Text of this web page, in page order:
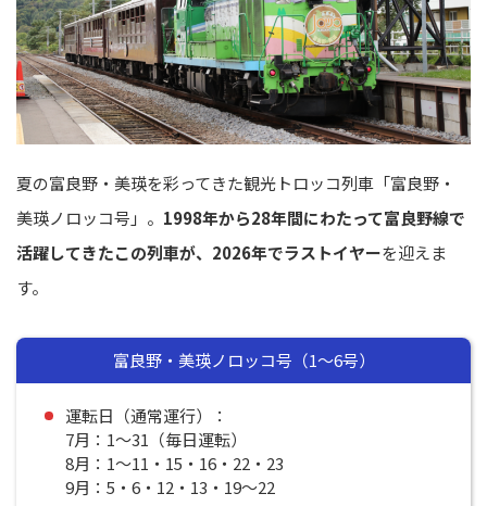
夏の富良野・美瑛を彩ってきた観光トロッコ列車「富良野・
美瑛ノロッコ号」。 1998年から28年間にわたって富良野線で
活躍してきたこの列車が、2026年でラストイヤーを迎えま
す。
富良野・美瑛ノロッコ号（1〜6号）
運転日（通常運行）：
7月：1〜31（毎日運転）
8月：1〜11・15・16・22・23
9月：5・6・12・13・19〜22